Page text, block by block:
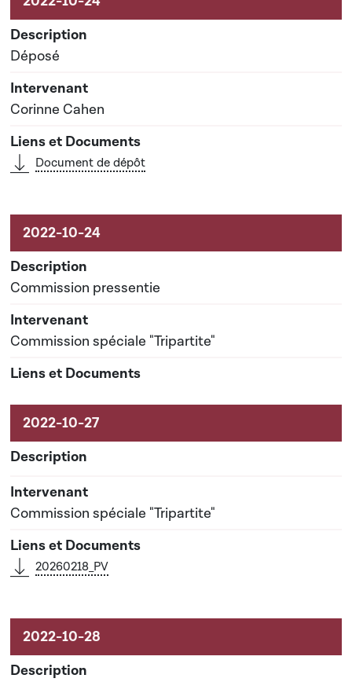
Déposé
Corinne Cahen
Document de dépôt
Commission pressentie
Commission spéciale "Tripartite"
Commission spéciale "Tripartite"
20260218_PV